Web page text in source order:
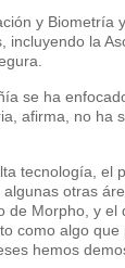
y Biometría
incluyendo la
se ha
afirma, no ha
tecnología, el
otras
de Morpho, y el
como algo que
hemos